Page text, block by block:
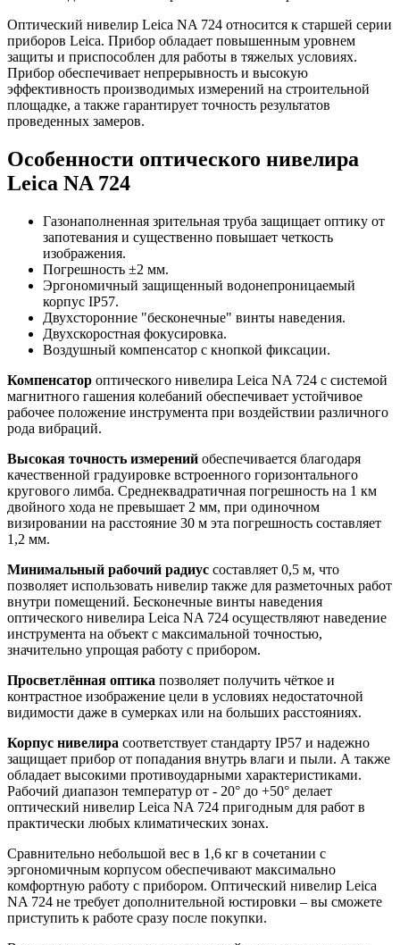
Оптический нивелир Leica NA 724 относится к старшей серии
приборов Leica. Прибор обладает повышенным уровнем
защиты и приспособлен для работы в тяжелых условиях.
Прибор обеспечивает непрерывность и высокую
эффективность производимых измерений на строительной
площадке, а также гарантирует точность результатов
проведенных замеров.
Особенности оптического нивелира
Leica NA 724
Газонаполненная зрительная труба защищает оптику от
запотевания и существенно повышает четкость
изображения.
Погрешность ±2 мм.
Эргономичный защищенный водонепроницаемый
корпус IP57.
Двухсторонние "бесконечные" винты наведения.
Двухскоростная фокусировка.
Воздушный компенсатор с кнопкой фиксации.
Компенсатор оптического нивелира Leica NA 724 с системой
магнитного гашения колебаний обеспечивает устойчивое
рабочее положение инструмента при воздействии различного
рода вибраций.
Высокая точность измерений обеспечивается благодаря
качественной градуировке встроенного горизонтального
кругового лимба. Среднеквадратичная погрешность на 1 км
двойного хода не превышает 2 мм, при одиночном
визировании на расстояние 30 м эта погрешность составляет
1,2 мм.
Минимальный рабочий радиус составляет 0,5 м, что
позволяет использовать нивелир также для разметочных работ
внутри помещений. Бесконечные винты наведения
оптического нивелира Leica NA 724 осуществляют наведение
инструмента на объект с максимальной точностью,
значительно упрощая работу с прибором.
Просветлённая оптика позволяет получить чёткое и
контрастное изображение цели в условиях недостаточной
видимости даже в сумерках или на больших расстояниях.
Корпус нивелира соответствует стандарту IP57 и надежно
защищает прибор от попадания внутрь влаги и пыли. А также
обладает высокими противоударными характеристиками.
Рабочий диапазон температур от - 20° до +50° делает
оптический нивелир Leica NA 724 пригодным для работ в
практически любых климатических зонах.
Сравнительно небольшой вес в 1,6 кг в сочетании с
эргономичным корпусом обеспечивают максимально
комфортную работу с прибором. Оптический нивелир Leica
NA 724 не требует дополнительной юстировки – вы сможете
приступить к работе сразу после покупки.